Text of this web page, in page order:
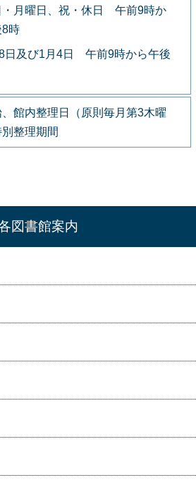
・月曜日、祝・休日 午前9時か
8時
日及び1月4日 午前9時から午後
館内整理日（原則毎月第3木曜
整理期間
図書館案内